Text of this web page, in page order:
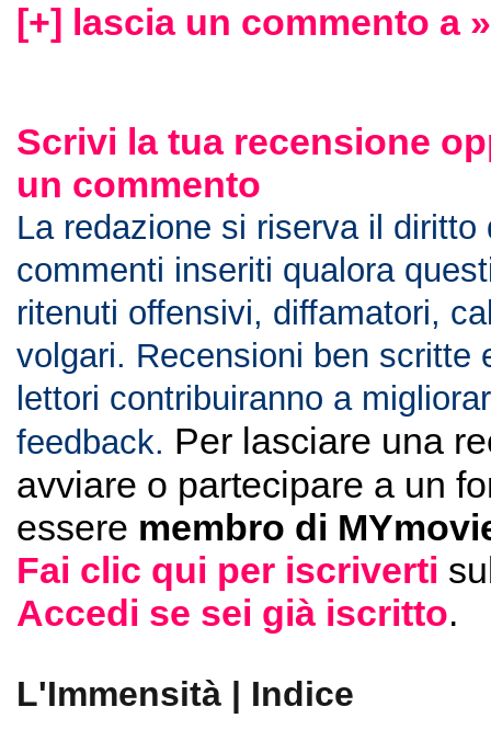
[+] lascia un commento a »
Scrivi la tua recensione
un commento
La redazione si riserva il diritto
commenti inseriti qualora
ritenuti offensivi, diffamatori,
volgari. Recensioni ben scritte
lettori contribuiranno a
feedback. Per lasciare una
avviare o partecipare a un
essere membro di
Fai clic qui per iscriverti
Accedi se sei già iscritto.
L'Immensità | Indice